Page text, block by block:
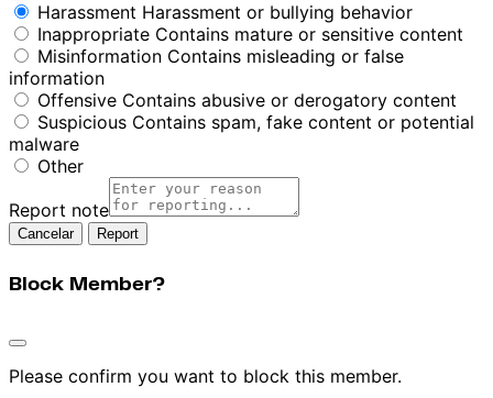
Harassment Harassment or bullying behavior
Inappropriate Contains mature or sensitive content
Misinformation Contains misleading or false
information
Offensive Contains abusive or derogatory content
Suspicious Contains spam, fake content or potential
malware
Other
Report note
Report
Block Member?
Please confirm you want to block this member.